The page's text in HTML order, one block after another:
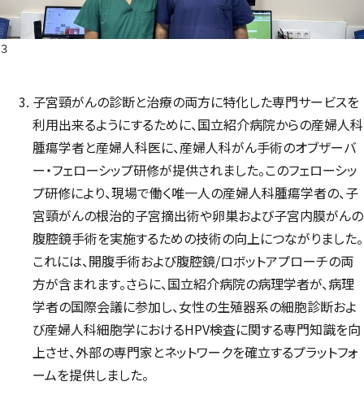
３
子宮頸がんの診断と治療の両方に特化した専門サービスを
利用出来るようにするために、国立紹介病院からの産婦人科
腫瘍学者と産婦人科医に、産婦人科がん手術のオブザーバ
ー・フェローシップ研修が提供されました。このフェローシッ
プ研修により、現場で働く唯一人の産婦人科腫瘍学者の、子
宮頸がんの根治的子宮摘出術や卵巣および子宮内膜がんの
腹腔鏡手術を実施するための技術の向上につながりました。
これには、開腹手術および腹腔鏡/ロボットアプローチの両
方が含まれます。さらに、国立紹介病院の病理学者が、病理
学者の国際会議に参加し、女性の生殖器系の細胞診断およ
び産婦人科細胞学におけるHPV検査に関する専門知識を向
上させ、外部の専門家とネットワークを確立するプラットフォ
ームを提供しました。